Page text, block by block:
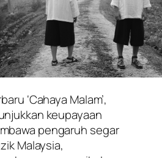
‘Cahaya Malam’,
keupayaan
pengaruh segar
Malaysia,